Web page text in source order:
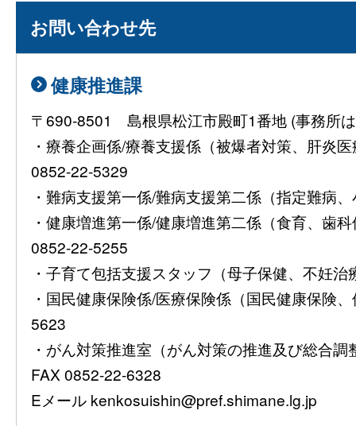
お問い合わせ先
健康推進課
〒690-8501 島根県松江市殿町1番地 (事務所
・療養企画係/療養支援係（被爆者対策、肝炎
0852-22-5329
・難病支援第一係/難病支援第二係（指定難病
・健康増進第一係/健康増進第二係（食育、歯
0852-22-5255
・子育て包括支援スタッフ（母子保健、不妊
・国民健康保険係/医療保険係（国民健康保険
5623
・がん対策推進室（がん対策の推進及び総合
FAX 0852-22-6328
Eメール kenkosuishin@pref.shimane.lg.jp